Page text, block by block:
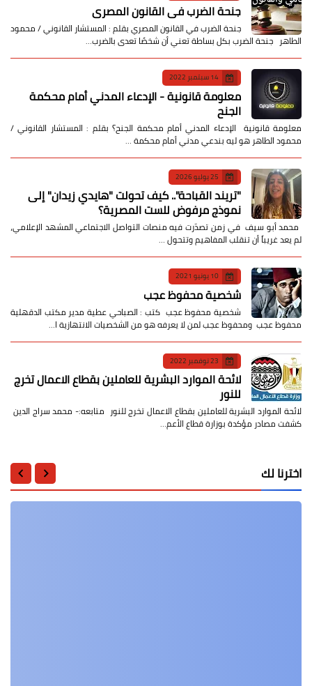
جنحة الضرب في القانون المصري
جنحة الضرب في القانون المصري بقلم : المستشار القانوني / محمود
الطاهر جنحة الضرب بكل بساطة تعني أن شخصًا تعدى بالضرب…
14 سبتمبر 2022
معلومة قانونية - الإدعاء المدني أمام محكمة
الجنح
معلومة قانونية الإدعاء المدني أمام محكمة الجنح؟ بقلم : المستشار القانوني /
محمود الطاهر هو ليه بندعي مدني أمام محكمة …
25 يوليو 2026
​"تريند القباحة".. كيف تحولت "هايدي زيدان" إلى
نموذج مرفوض للست المصرية؟
​ محمد أبو سيف ​في زمن تصدّرت فيه منصات التواصل الاجتماعي المشهد الإعلامي،
لم يعد غريباً أن تنقلب المفاهيم وتتحول …
10 يونيو 2021
شخصية محفوظ عجب
شخصية محفوظ عجب كتب : الصباحي عطية مدير مكتب الدقهلية
محفوظ عجب ومحفوظ عجب لمن لا يعرفه هو من الشخصيات الانتهازية ا…
23 نوفمبر 2022
لائحة الموارد البشرية للعاملين بقطاع الاعمال تخرج
للنور
لائحة الموارد البشرية للعاملين بقطاع الاعمال تخرج للنور متابعه:- محمد سراج الدين
كشفت مصادر مؤكدة بوزارة قطاع الأعم…
اخترنا لك